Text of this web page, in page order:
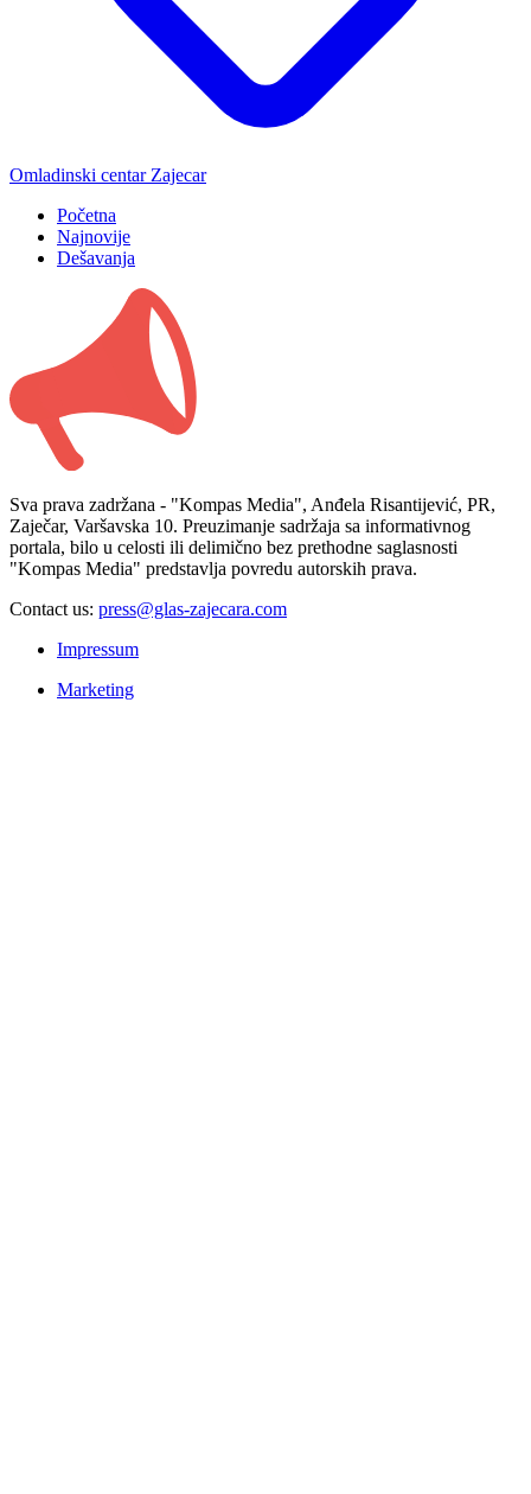
Omladinski centar Zajecar
Početna
Najnovije
Dešavanja
Sva prava zadržana - "Kompas Media", Anđela Risantijević, PR,
Zaječar, Varšavska 10. Preuzimanje sadržaja sa informativnog
portala, bilo u celosti ili delimično bez prethodne saglasnosti
"Kompas Media" predstavlja povredu autorskih prava.
Contact us: press@glas-zajecara.com
Impressum
Marketing